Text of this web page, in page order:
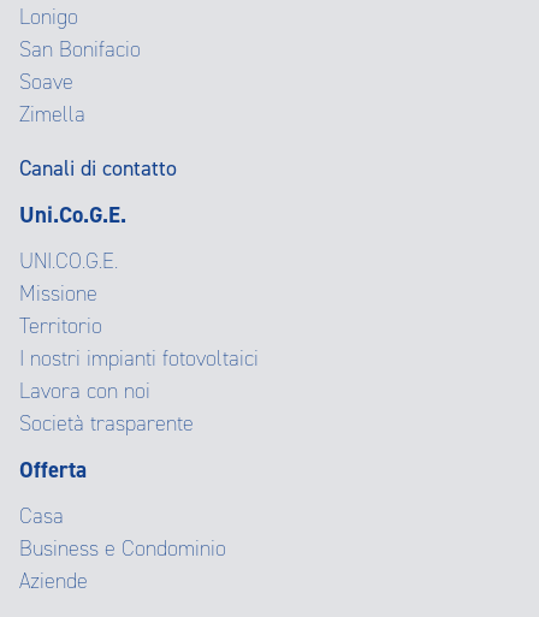
Lonigo
San Bonifacio
Soave
Zimella
Canali di contatto
Uni.Co.G.E.
UNI.CO.G.E.
Missione
Territorio
I nostri impianti fotovoltaici
Lavora con noi
Società trasparente
Offerta
Casa
Business e Condominio
Aziende